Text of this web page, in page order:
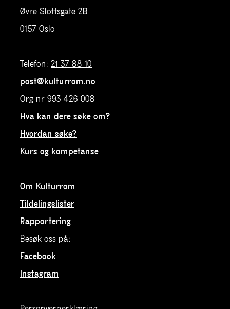
Øvre Slottsgate 2B
0157 Oslo
Telefon: 21 37 88 10
post@kulturrom.no
Org nr 993 426 008
Hva kan dere søke om?
Hvordan søke?
Kurs og kompetanse
Om Kulturrom
Tildelingslister
Rapportering
Besøk oss på:
Facebook
Instagram